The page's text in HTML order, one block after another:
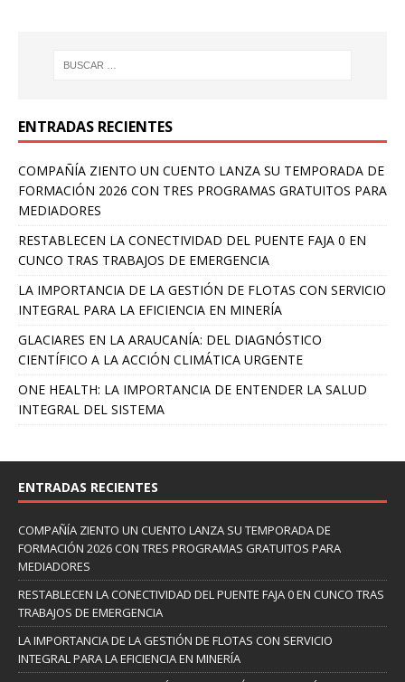
ENTRADAS RECIENTES
COMPAÑÍA ZIENTO UN CUENTO LANZA SU TEMPORADA DE
FORMACIÓN 2026 CON TRES PROGRAMAS GRATUITOS PARA
MEDIADORES
RESTABLECEN LA CONECTIVIDAD DEL PUENTE FAJA 0 EN
CUNCO TRAS TRABAJOS DE EMERGENCIA
LA IMPORTANCIA DE LA GESTIÓN DE FLOTAS CON SERVICIO
INTEGRAL PARA LA EFICIENCIA EN MINERÍA
GLACIARES EN LA ARAUCANÍA: DEL DIAGNÓSTICO
CIENTÍFICO A LA ACCIÓN CLIMÁTICA URGENTE
ONE HEALTH: LA IMPORTANCIA DE ENTENDER LA SALUD
INTEGRAL DEL SISTEMA
ENTRADAS RECIENTES
COMPAÑÍA ZIENTO UN CUENTO LANZA SU TEMPORADA DE
FORMACIÓN 2026 CON TRES PROGRAMAS GRATUITOS PARA
MEDIADORES
RESTABLECEN LA CONECTIVIDAD DEL PUENTE FAJA 0 EN CUNCO TRAS
TRABAJOS DE EMERGENCIA
LA IMPORTANCIA DE LA GESTIÓN DE FLOTAS CON SERVICIO
INTEGRAL PARA LA EFICIENCIA EN MINERÍA